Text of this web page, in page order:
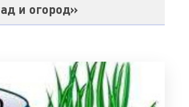
и огород»